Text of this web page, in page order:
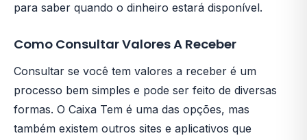
para saber quando o dinheiro estará disponível.
Como Consultar Valores A Receber
Consultar se você tem valores a receber é um
processo bem simples e pode ser feito de diversas
formas. O Caixa Tem é uma das opções, mas
também existem outros sites e aplicativos que